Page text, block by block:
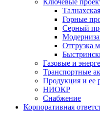
Ключевые
Горные
Серный
Отгрузка
Газовые и
Транспортные
Продукция и ее
НИОКР
Снабжение
Корпоративная